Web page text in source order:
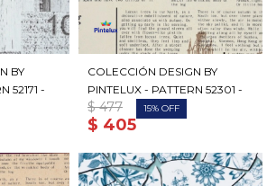
BY
52171 -
COLECCIÓN DESIGN BY
PINTELUX - PATTERN 52301 -
$ 405
$ 477 15